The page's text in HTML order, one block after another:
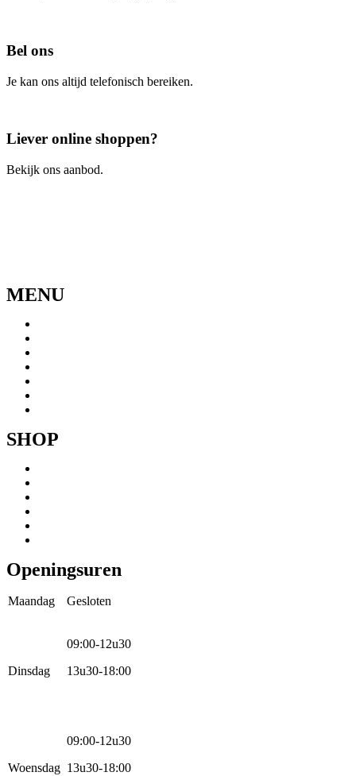
Bel ons
Je kan ons altijd telefonisch bereiken.
Liever online shoppen?
Bekijk ons aanbod.
MENU
Menu
SHOP
Menu
Openingsuren
Maandag Gesloten
Dinsdag
09:00-12u30
13u30-18:00
Woensdag
09:00-12u30
13u30-18:00